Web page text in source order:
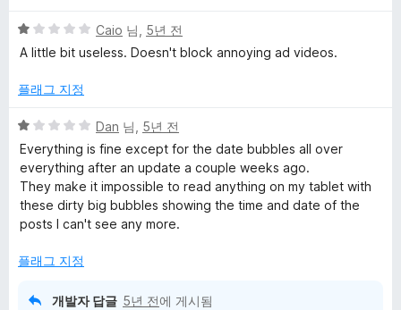
5
점
점
1
점
Caio 님, 5년 전
A little bit useless. Doesn't block annoying ad videos.
플래그 지정
5
점
만
점
에
1
Dan 님, 5년 전
Everything is fine except for the date bubbles all over
everything after an update a couple weeks ago.
They make it impossible to read anything on my tablet with
these dirty big bubbles showing the time and date of the
posts I can't see any more.
플래그 지정
개발자 답글 5년 전에 게시됨